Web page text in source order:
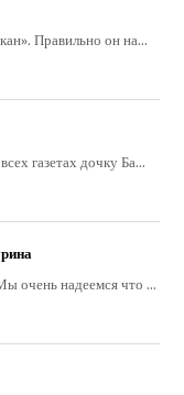
Правильно он на...
газетах дочку Ба...
очень надеемся что ...